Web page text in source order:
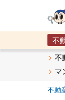
不
メタ
不
マ
不動